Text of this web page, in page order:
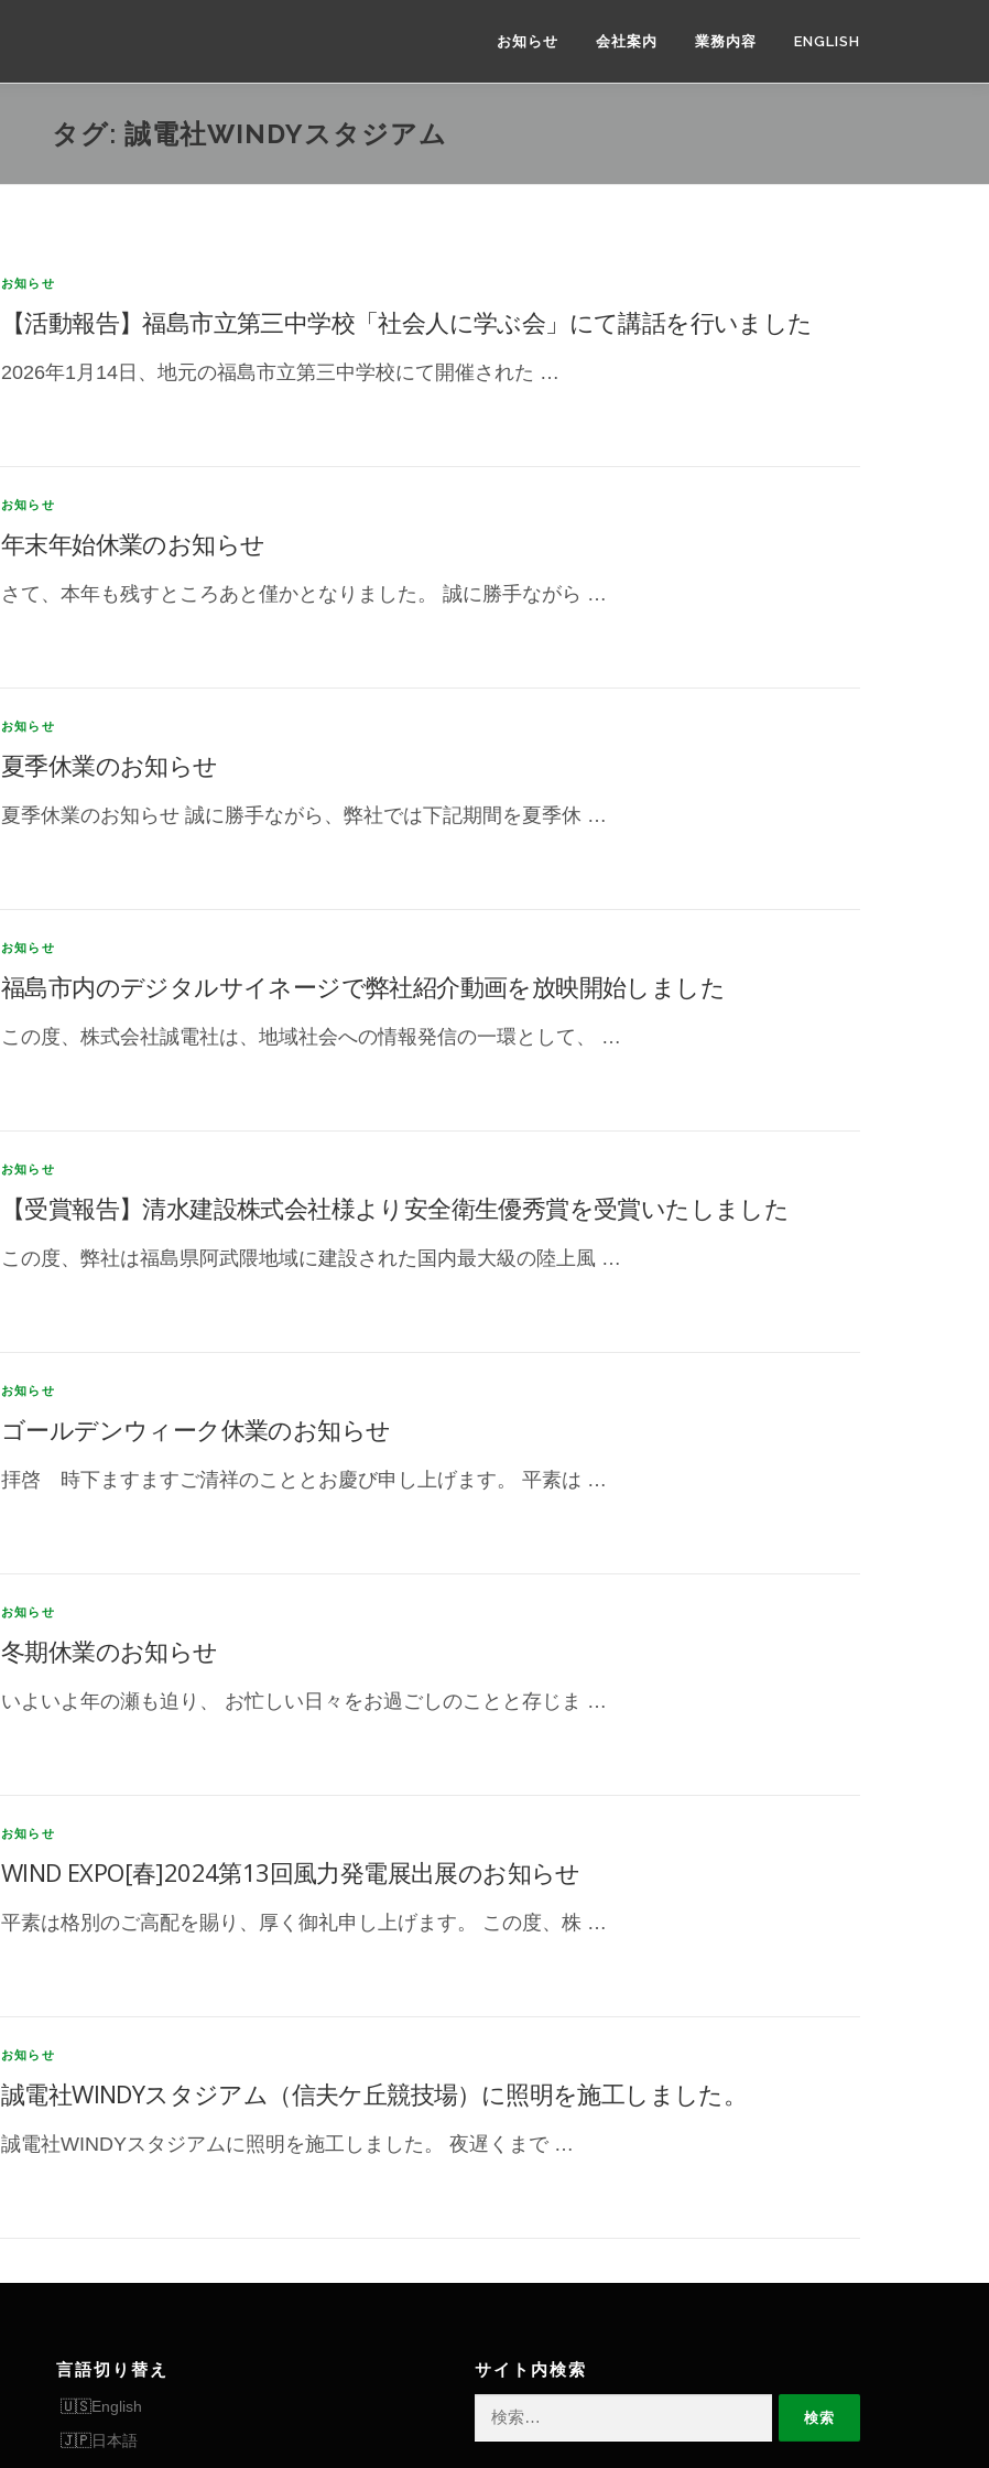
お知らせ 会社案内 業務内容 ENGLISH
タグ: 誠電社WINDYスタジアム
お知らせ
【活動報告】福島市立第三中学校「社会人に学ぶ会」にて講話を行いました
2026年1月14日、地元の福島市立第三中学校にて開催された …
お知らせ
年末年始休業のお知らせ
さて、本年も残すところあと僅かとなりました。 誠に勝手ながら …
お知らせ
夏季休業のお知らせ
夏季休業のお知らせ 誠に勝手ながら、弊社では下記期間を夏季休 …
お知らせ
福島市内のデジタルサイネージで弊社紹介動画を放映開始しました
この度、株式会社誠電社は、地域社会への情報発信の一環として、 …
お知らせ
【受賞報告】清水建設株式会社様より安全衛生優秀賞を受賞いたしました
この度、弊社は福島県阿武隈地域に建設された国内最大級の陸上風 …
お知らせ
ゴールデンウィーク休業のお知らせ
拝啓 時下ますますご清祥のこととお慶び申し上げます。 平素は …
お知らせ
冬期休業のお知らせ
いよいよ年の瀬も迫り、 お忙しい日々をお過ごしのことと存じま …
お知らせ
WIND EXPO[春]2024第13回風力発電展出展のお知らせ
平素は格別のご高配を賜り、厚く御礼申し上げます。 この度、株 …
お知らせ
誠電社WINDYスタジアム（信夫ケ丘競技場）に照明を施工しました。
誠電社WINDYスタジアムに照明を施工しました。 夜遅くまで …
言語切り替え
English
日本語
サイト内検索